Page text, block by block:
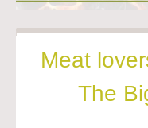
Meat
The